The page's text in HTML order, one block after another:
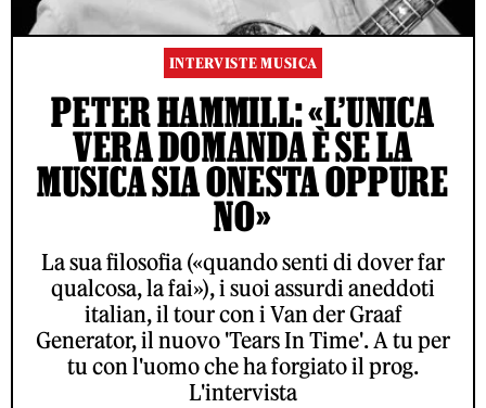
INTERVISTE MUSICA
PETER HAMMILL: «L’UNICA
VERA DOMANDA È SE LA
MUSICA SIA ONESTA OPPURE
NO»
La sua filosofia («quando senti di dover far
qualcosa, la fai»), i suoi assurdi aneddoti
italian, il tour con i Van der Graaf
Generator, il nuovo 'Tears In Time'. A tu per
tu con l'uomo che ha forgiato il prog.
L'intervista